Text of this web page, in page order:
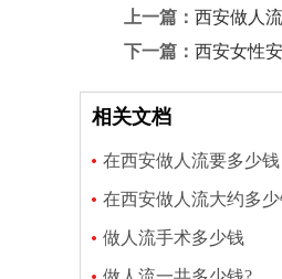
上一篇： 西安做人
下一篇： 西安女性
相关文档
在西安做人流要多少钱
在西安做人流大约多
做人流手术多少钱